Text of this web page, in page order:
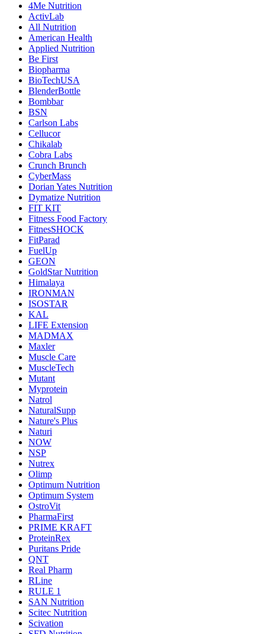
4Me Nutrition
ActivLab
All Nutrition
American Health
Applied Nutrition
Be First
Biopharma
BioTechUSA
BlenderBottle
Bombbar
BSN
Carlson Labs
Cellucor
Chikalab
Cobra Labs
Crunch Brunch
CyberMass
Dorian Yates Nutrition
Dymatize Nutrition
FIT KIT
Fitness Food Factory
FitnesSHOCK
FitParad
FuelUp
GEON
GoldStar Nutrition
Himalaya
IRONMAN
ISOSTAR
KAL
LIFE Extension
MADMAX
Maxler
Muscle Care
MuscleTech
Mutant
Myprotein
Natrol
NaturalSupp
Nature's Plus
Naturi
NOW
NSP
Nutrex
Olimp
Optimum Nutrition
Optimum System
OstroVit
PharmaFirst
PRIME KRAFT
ProteinRex
Puritans Pride
QNT
Real Pharm
RLine
RULE 1
SAN Nutrition
Scitec Nutrition
Scivation